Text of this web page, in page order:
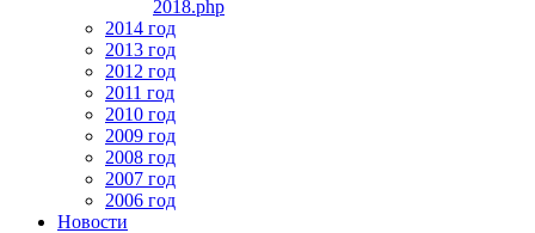
2018.php
2014 год
2013 год
2012 год
2011 год
2010 год
2009 год
2008 год
2007 год
2006 год
Новости